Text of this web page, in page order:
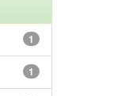
1
1